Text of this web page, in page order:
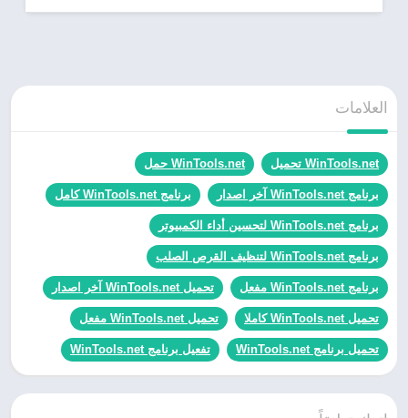
العلامات
WinTools.net تحميل WinTools.net حمل
برنامج WinTools.net آخر اصدار برنامج WinTools.net كامل
برنامج WinTools.net لتحسين أداء الكمبيوتر
برنامج WinTools.net لتنظيف القرص الصلب
برنامج WinTools.net مفعل تحميل WinTools.net آخر اصدار
تحميل WinTools.net كاملا تحميل WinTools.net مفعل
تحميل برنامج WinTools.net تفعيل برنامج WinTools.net